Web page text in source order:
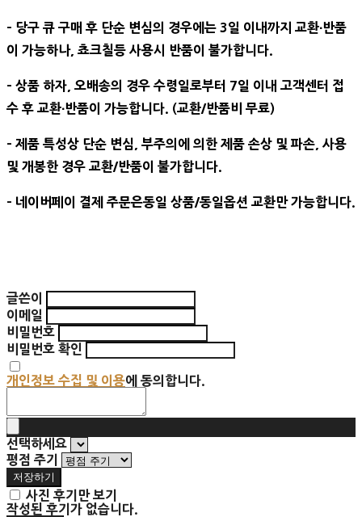
- 당구 큐 구매 후 단순 변심의 경우에는 3일 이내까지 교환∙반품
이 가능하나, 쵸크칠등 사용시 반품이 불가합니다.
- 상품 하자, 오배송의 경우 수령일로부터 7일 이내 고객센터 접
수 후 교환∙반품이 가능합니다. (교환/반품비 무료)
- 제품 특성상 단순 변심, 부주의에 의한 제품 손상 및 파손, 사용
및 개봉한 경우 교환/반품이 불가합니다.
- 네이버페이 결제 주문은동일 상품/동일옵션 교환만 가능합니다.
글쓴이
이메일
비밀번호
비밀번호 확인
개인정보 수집 및 이용에 동의합니다.
선택하세요
평점 주기
저장하기
사진 후기만 보기
작성된 후기가 없습니다.